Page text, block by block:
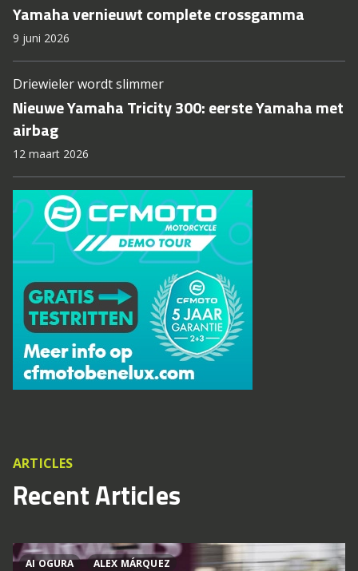
Yamaha vernieuwt complete crossgamma
9 juni 2026
Driewieler wordt slimmer
Nieuwe Yamaha Tricity 300: eerste Yamaha met
airbag
12 maart 2026
ARTICLES
Recent Articles
AI OGURA ALEX MÁRQUEZ